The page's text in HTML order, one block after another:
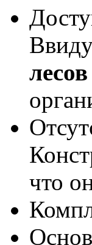
лесов
что